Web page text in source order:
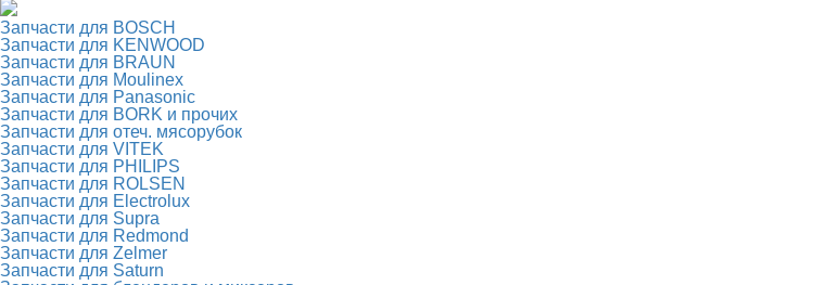
Запчасти для BOSCH
Запчасти для KENWOOD
Запчасти для BRAUN
Запчасти для Moulinex
Запчасти для Panasonic
Запчасти для BORK и прочих
Запчасти для отеч. мясорубок
Запчасти для VITEK
Запчасти для PHILIPS
Запчасти для ROLSEN
Запчасти для Electrolux
Запчасти для Supra
Запчасти для Redmond
Запчасти для Zelmer
Запчасти для Saturn